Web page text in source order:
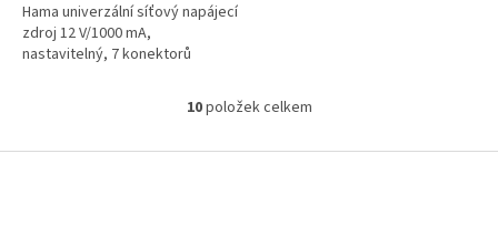
Hama univerzální síťový napájecí
zdroj 12 V/1000 mA,
nastavitelný, 7 konektorů
O
l
10položek celkem
Z